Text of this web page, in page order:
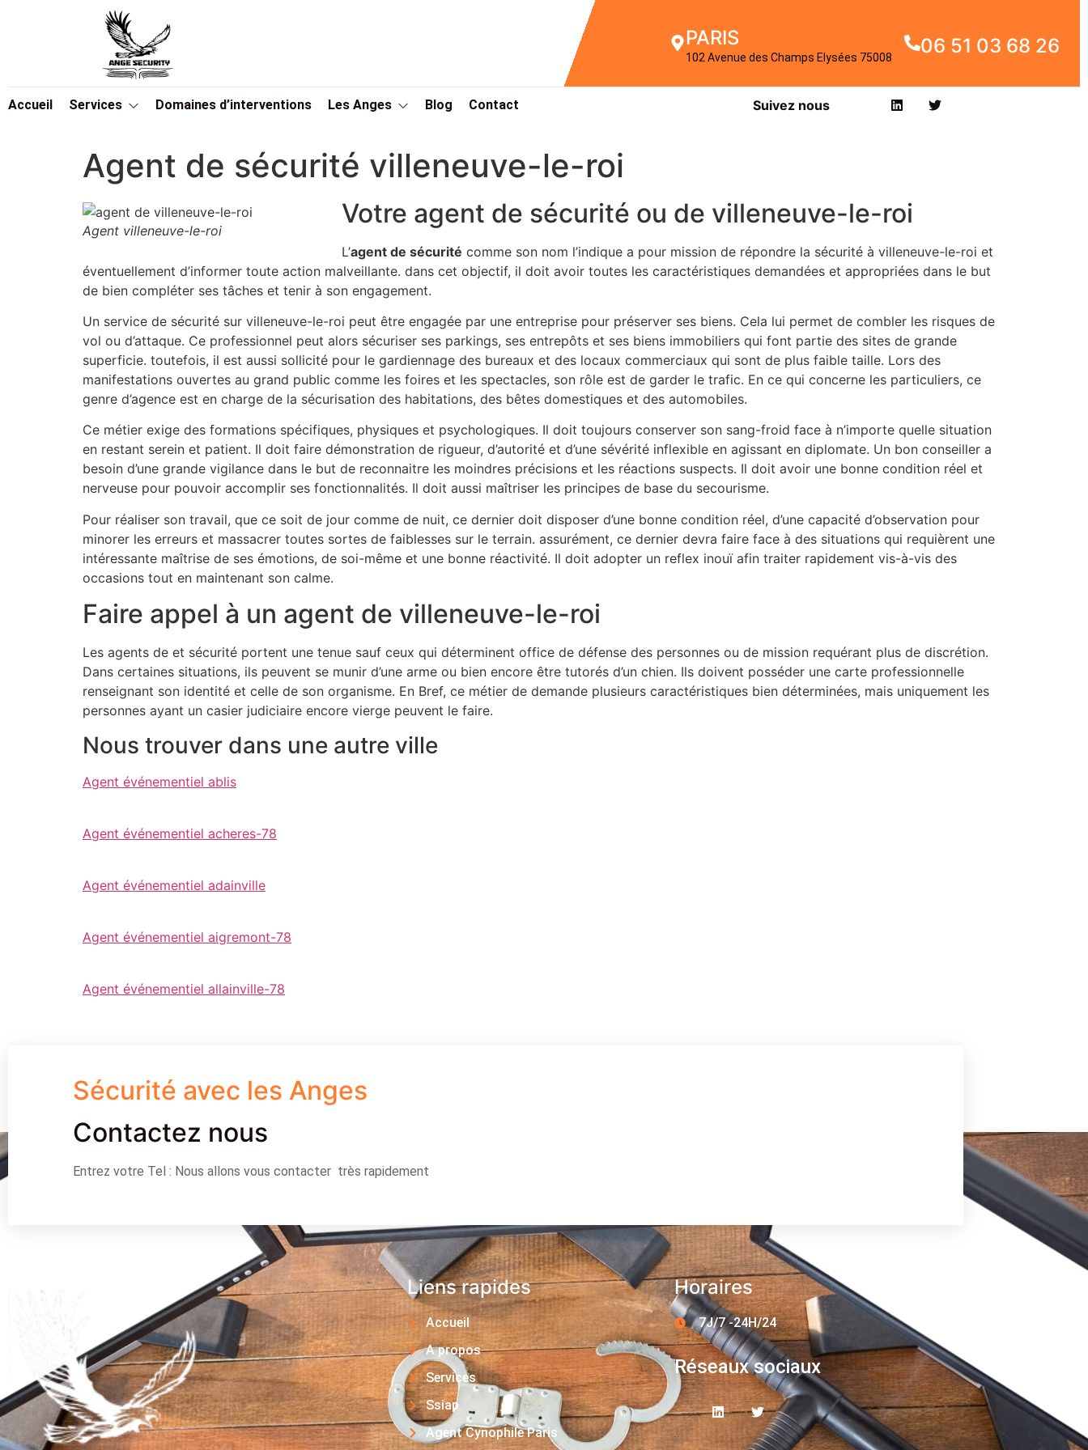
PARIS
102 Avenue des Champs Elysées 75008 06 51 03 68 26
Accueil Services Domaines d’interventions Les Anges Blog Contact Suivez nous
Agent de sécurité villeneuve-le-roi
Agent villeneuve-le-roi
Votre agent de sécurité ou de villeneuve-le-roi
L’agent de sécurité comme son nom l’indique a pour mission de répondre la sécurité à villeneuve-le-roi et
éventuellement d’informer toute action malveillante. dans cet objectif, il doit avoir toutes les caractéristiques demandées et appropriées dans le but
de bien compléter ses tâches et tenir à son engagement.
Un service de sécurité sur villeneuve-le-roi peut être engagée par une entreprise pour préserver ses biens. Cela lui permet de combler les risques de
vol ou d’attaque. Ce professionnel peut alors sécuriser ses parkings, ses entrepôts et ses biens immobiliers qui font partie des sites de grande
superficie. toutefois, il est aussi sollicité pour le gardiennage des bureaux et des locaux commerciaux qui sont de plus faible taille. Lors des
manifestations ouvertes au grand public comme les foires et les spectacles, son rôle est de garder le trafic. En ce qui concerne les particuliers, ce
genre d’agence est en charge de la sécurisation des habitations, des bêtes domestiques et des automobiles.
Ce métier exige des formations spécifiques, physiques et psychologiques. Il doit toujours conserver son sang-froid face à n’importe quelle situation
en restant serein et patient. Il doit faire démonstration de rigueur, d’autorité et d’une sévérité inflexible en agissant en diplomate. Un bon conseiller a
besoin d’une grande vigilance dans le but de reconnaitre les moindres précisions et les réactions suspects. Il doit avoir une bonne condition réel et
nerveuse pour pouvoir accomplir ses fonctionnalités. Il doit aussi maîtriser les principes de base du secourisme.
Pour réaliser son travail, que ce soit de jour comme de nuit, ce dernier doit disposer d’une bonne condition réel, d’une capacité d’observation pour
minorer les erreurs et massacrer toutes sortes de faiblesses sur le terrain. assurément, ce dernier devra faire face à des situations qui requièrent une
intéressante maîtrise de ses émotions, de soi-même et une bonne réactivité. Il doit adopter un reflex inouï afin traiter rapidement vis-à-vis des
occasions tout en maintenant son calme.
Faire appel à un agent de villeneuve-le-roi
Les agents de et sécurité portent une tenue sauf ceux qui déterminent office de défense des personnes ou de mission requérant plus de discrétion.
Dans certaines situations, ils peuvent se munir d’une arme ou bien encore être tutorés d’un chien. Ils doivent posséder une carte professionnelle
renseignant son identité et celle de son organisme. En Bref, ce métier de demande plusieurs caractéristiques bien déterminées, mais uniquement les
personnes ayant un casier judiciaire encore vierge peuvent le faire.
Nous trouver dans une autre ville
Agent événementiel ablis
Agent événementiel acheres-78
Agent événementiel adainville
Agent événementiel aigremont-78
Agent événementiel allainville-78
Sécurité avec les Anges
Contactez nous
Entrez votre Tel : Nous allons vous contacter très rapidement
Liens rapides
Accueil
A propos
Services
Ssiap
Agent Cynophile Paris
Horaires
7J/7 -24H/24
Réseaux sociaux